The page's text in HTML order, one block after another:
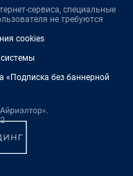
сервиса, специальные
не требуются
cookies
«Подписка без баннерной